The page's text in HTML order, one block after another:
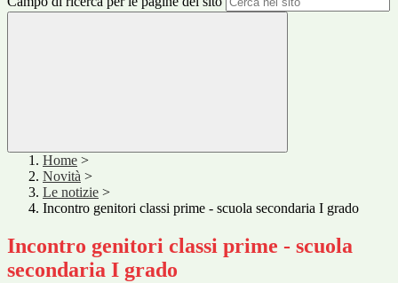
Home >
Novità >
Le notizie >
Incontro genitori classi prime - scuola secondaria I grado
Incontro genitori classi prime - scuola
secondaria I grado